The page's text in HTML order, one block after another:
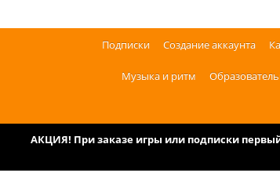
Подписки Создание аккаунта
Музыка и ритм
АКЦИЯ! При заказе игры или подписки